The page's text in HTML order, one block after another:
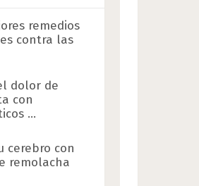
remedios
contra las
dolor de
con
…
cerebro con
remolacha